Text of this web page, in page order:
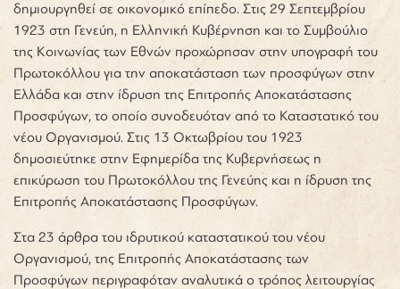
δημιουργηθεί σε οικονομικό επίπεδο. Στις 29 Σεπτεμβρίου
1923 στη Γενεύη, η Ελληνική Κυβέρνηση και το Συμβούλιο
της Κοινωνίας των Εθνών προχώρησαν στην υπογραφή του
Πρωτοκόλλου για την αποκατάσταση των προσφύγων στην
Ελλάδα και στην ίδρυση της Επιτροπής Αποκατάστασης
Προσφύγων, το οποίο συνοδευόταν από το Καταστατικό του
νέου Οργανισμού. Στις 13 Οκτωβρίου του 1923
δημοσιεύτηκε στην Εφημερίδα της Κυβερνήσεως η
επικύρωση του Πρωτοκόλλου της Γενεύης και η ίδρυση της
Επιτροπής Αποκατάστασης Προσφύγων.
Στα 23 άρθρα του ιδρυτικού καταστατικού του νέου
Οργανισμού, της Επιτροπής Αποκατάστασης των
Προσφύγων περιγραφόταν αναλυτικά ο τρόπος λειτουργίας